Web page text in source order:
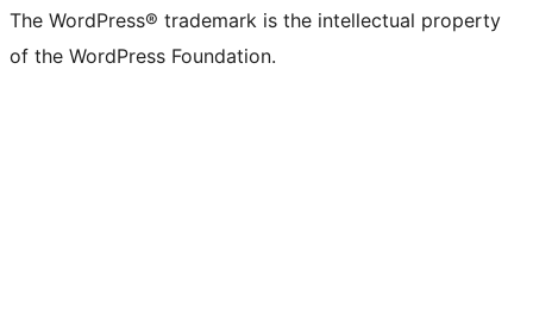
The WordPress® trademark is the intellectual property
of the WordPress Foundation.